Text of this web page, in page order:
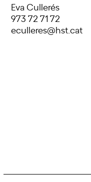
Eva Cullerés
973 72 71 72
eculleres@hst.cat